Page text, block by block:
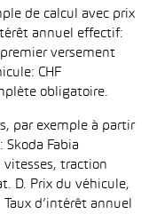
de calcul avec prix
annuel effectif:
versement
CHF
obligatoire.
par exemple à partir
Skoda Fabia
vitesses, traction
D. Prix du véhicule,
d’intérêt annuel